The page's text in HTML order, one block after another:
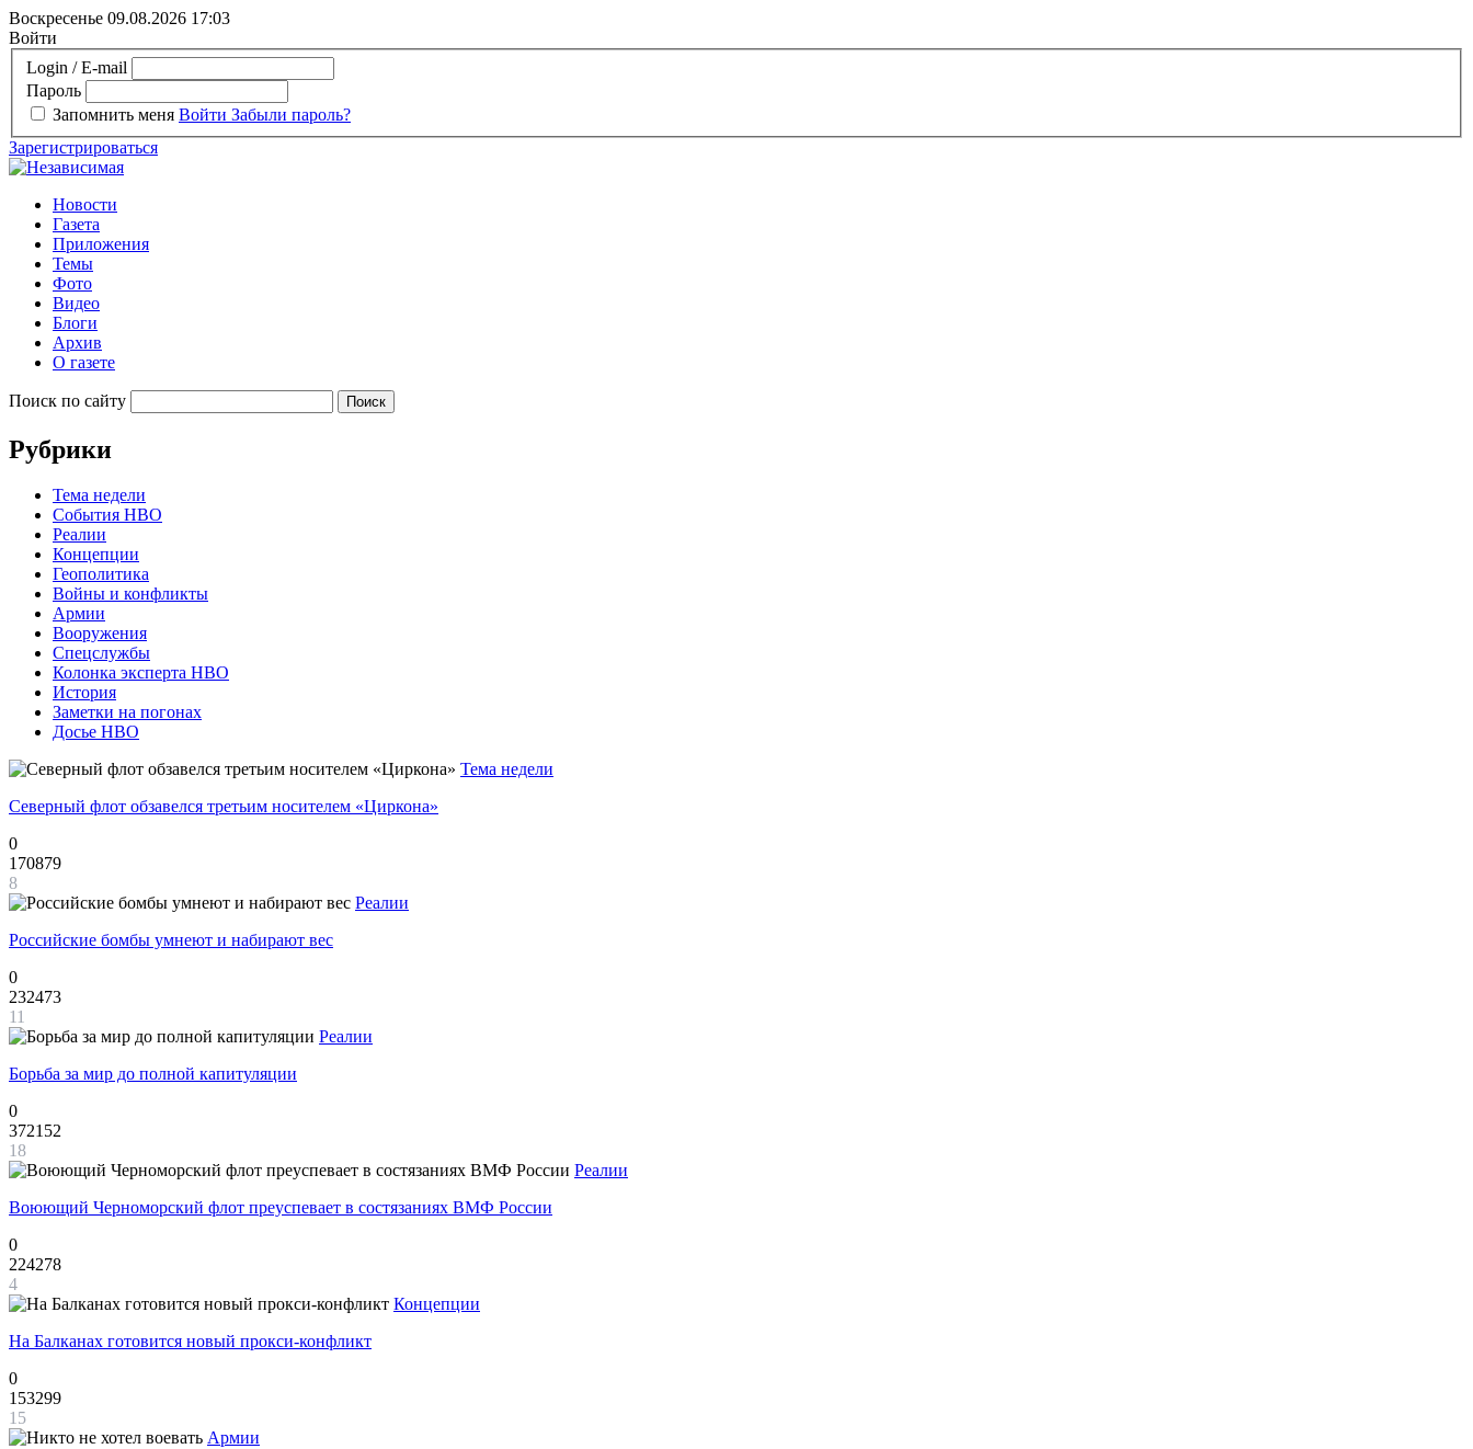
Воскресенье 09.08.2026 17:03
Войти
Login / E-mail
Пароль
Запомнить меня Войти Забыли пароль?
Зарегистрироваться
Новости
Газета
Приложения
Темы
Фото
Видео
Блоги
Архив
О газете
Поиск по сайту
Рубрики
Тема недели
События НВО
Реалии
Концепции
Геополитика
Войны и конфликты
Армии
Вооружения
Спецслужбы
Колонка эксперта НВО
История
Заметки на погонах
Досье НВО
Тема недели
Северный флот обзавелся третьим носителем «Циркона»
0
170879
8
Реалии
Российские бомбы умнеют и набирают вес
0
232473
11
Реалии
Борьба за мир до полной капитуляции
0
372152
18
Реалии
Воюющий Черноморский флот преуспевает в состязаниях ВМФ России
0
224278
4
Концепции
На Балканах готовится новый прокси-конфликт
0
153299
15
Армии